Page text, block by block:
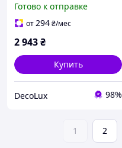
управления, белый
Готово к отправке
от294₴/мес
2 943₴
Купить
DecoLux 98%
1 2